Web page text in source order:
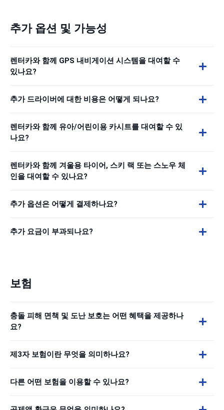
추가 옵션 및 가능성
렌터카와 함께 GPS 내비게이션 시스템을 대여할 수
있나요?
추가 드라이버에 대한 비용은 어떻게 되나요?
렌터카와 함께 유아/어린이용 카시트를 대여할 수 있
나요?
렌터카와 함께 겨울용 타이어, 스키 랙 또는 스노우 체
인을 대여할 수 있나요?
추가 옵션은 어떻게 결제하나요?
추가 요금이 부과되나요?
보험
충돌 피해 면책 및 도난 보호는 어떤 혜택을 제공하나
요?
제3자 보험이란 무엇을 의미하나요?
다른 어떤 보험을 이용할 수 있나요?